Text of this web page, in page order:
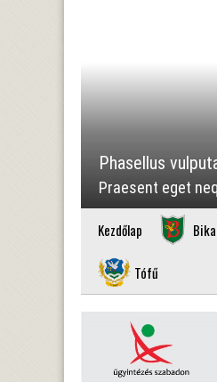
Phasellus
Praesent eget
Kezdőlap
Tófű